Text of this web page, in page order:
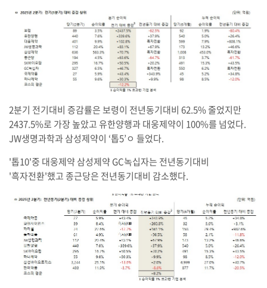
2분기 전기대비 증감률은 보령이 전년동기대비 62.5% 줄었지만
2437.5%로 가장 높았고 유한양행과 대웅제약이 100%를 넘었다.
JW생명과학과 삼성제약이 ‘톱5’ㅇ 들었다.
'톱10'중 대웅제약 삼성제약 GC녹십자는 전년동기대비
'흑자전환'했고 종근당은 전년동기대비 감소했다.